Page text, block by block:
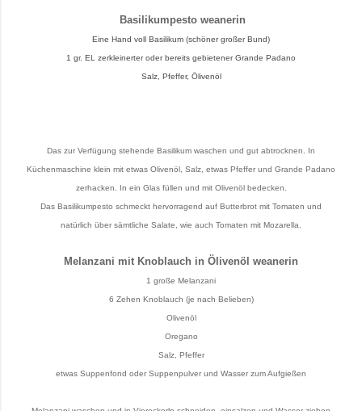
Basilikumpesto weanerin
Eine Hand voll Basilikum (schöner großer Bund)
1 gr. EL zerkleinerter oder bereits gebietener Grande Padano
Salz, Pfeffer, Ölivenöl
Das zur Verfügung stehende Basilikum waschen und gut abtrocknen. In
Küchenmaschine klein mit etwas Olivenöl, Salz, etwas Pfeffer und Grande Padano
zerhacken. In ein Glas füllen und mit Olivenöl bedecken.
Das Basilikumpesto schmeckt hervorragend auf Butterbrot mit Tomaten und
natürlich über sämtliche Salate, wie auch Tomaten mit Mozarella.
Melanzani mit Knoblauch in Ölivenöl weanerin
1 große Melanzani
6 Zehen Knoblauch (je nach Belieben)
Olivenöl
Oregano
Salz, Pfeffer
etwas Suppenfond oder Suppenpulver und Wasser zum Aufgießen